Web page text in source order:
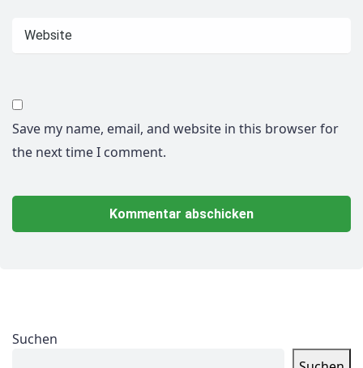
Save my name, email, and website in this browser for
the next time I comment.
Suchen